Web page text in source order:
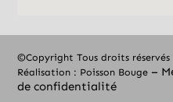
©Copyright Tous droits
Réalisation : Poisson Bouge –
de confidentialité